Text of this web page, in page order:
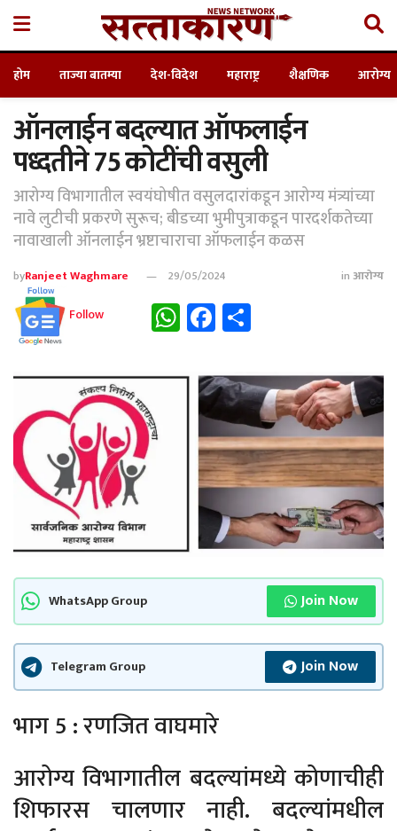
होम ताज्या बातम्या देश-विदेश महाराष्ट्र शैक्षणिक आरोग्य
ऑनलाईन बदल्यात ऑफलाईन
पध्दतीने 75 कोटींची वसुली
आरोग्य विभागातील स्वयंघोषीत वसुलदारांकडून आरोग्य मंत्र्यांच्या
नावे लुटीची प्रकरणे सुरूच; बीडच्या भुमीपुत्राकडून पारदर्शकतेच्या
नावाखाली ऑनलाईन भ्रष्टाचाराचा ऑफलाईन कळस
byRanjeet Waghmare 29/05/2024 in आरोग्य
Follow WhatsApp
Facebook
WhatsApp Group Join Now
Telegram Group Join Now
भाग 5 : रणजित वाघमारे
आरोग्य विभागातील बदल्यांमध्ये कोणाचीही
शिफारस चालणार नाही. बदल्यांमधील